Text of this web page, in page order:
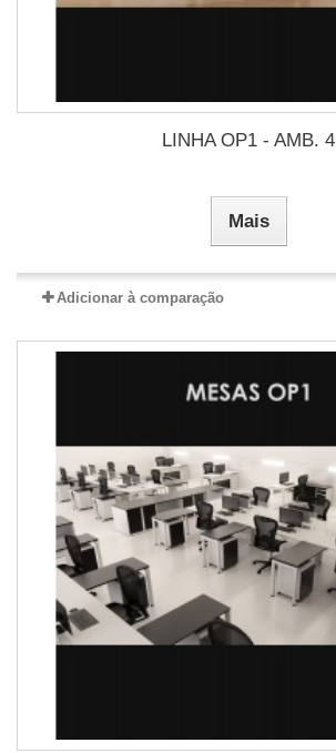
LINHA OP1 - AMB. 4
Mais
Adicionar à comparação